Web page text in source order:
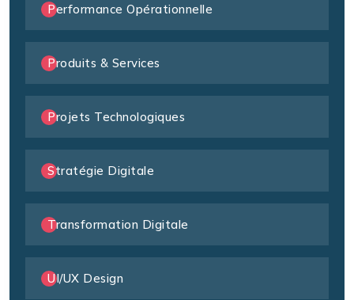
Performance Opérationnelle
Produits & Services
Projets Technologiques
Stratégie Digitale
Transformation Digitale
UI/UX Design